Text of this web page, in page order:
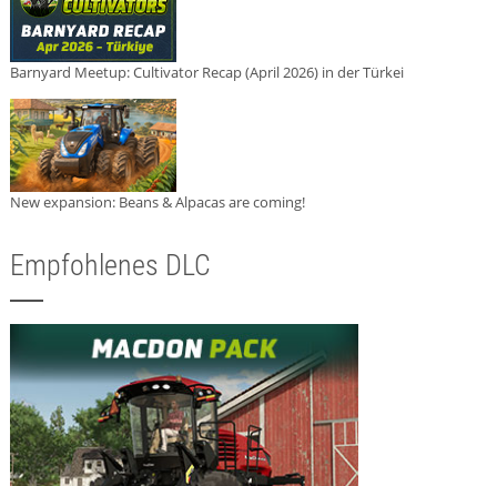
Barnyard Meetup: Cultivator Recap (April 2026) in der Türkei
New expansion: Beans & Alpacas are coming!
Empfohlenes DLC